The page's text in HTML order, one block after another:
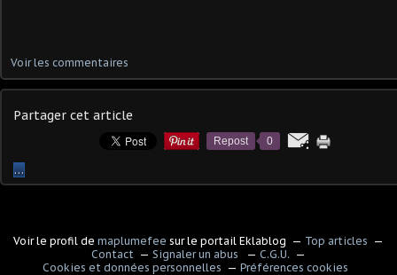
Voir les commentaires
Partager cet article
Repost 0
…
Voir le profil de maplumefee sur le portail Eklablog
Top articles
Contact
Signaler un abus
C.G.U.
Cookies et données personnelles
Préférences cookies